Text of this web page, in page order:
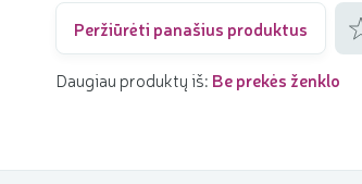
Peržiūrėti panašius produktus
Daugiau produktų iš: Be prekės ženklo